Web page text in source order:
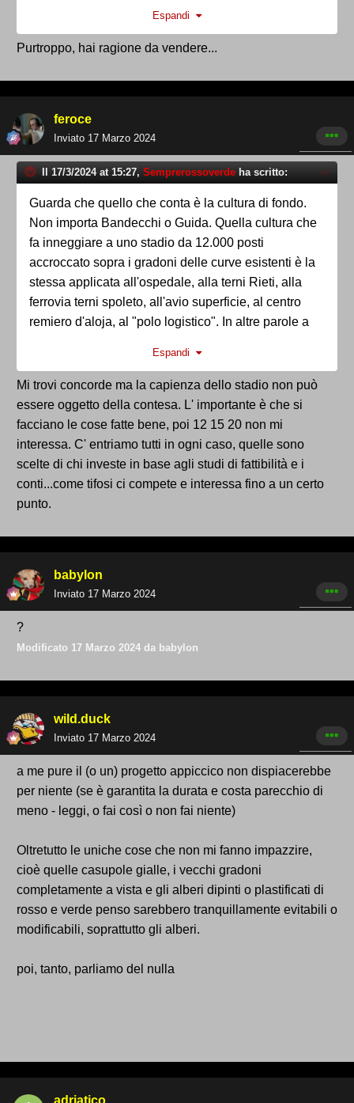
Espandi
Purtroppo, hai ragione da vendere...
feroce
Inviato 17 Marzo 2024
Il 17/3/2024 at 15:27, Semprerossoverde ha scritto:
Guarda che quello che conta è la cultura di fondo.
Non importa Bandecchi o Guida. Quella cultura che
fa inneggiare a uno stadio da 12.000 posti
accroccato sopra i gradoni delle curve esistenti è la
stessa applicata all'ospedale, alla terni Rieti, alla
ferrovia terni spoleto, all'avio superficie, al centro
remiero d'aloja, al "polo logistico". In altre parole a
Espandi
Mi trovi concorde ma la capienza dello stadio non può
essere oggetto della contesa. L' importante è che si
facciano le cose fatte bene, poi 12 15 20 non mi
interessa. C' entriamo tutti in ogni caso, quelle sono
scelte di chi investe in base agli studi di fattibilità e i
conti...come tifosi ci compete e interessa fino a un certo
punto.
babylon
Inviato 17 Marzo 2024
?
Modificato 17 Marzo 2024 da babylon
wild.duck
Inviato 17 Marzo 2024
a me pure il (o un) progetto appiccico non dispiacerebbe
per niente (se è garantita la durata e costa parecchio di
meno - leggi, o fai così o non fai niente)
Oltretutto le uniche cose che non mi fanno impazzire,
cioè quelle casupole gialle, i vecchi gradoni
completamente a vista e gli alberi dipinti o plastificati di
rosso e verde penso sarebbero tranquillamente evitabili o
modificabili, soprattutto gli alberi.
poi, tanto, parliamo del nulla